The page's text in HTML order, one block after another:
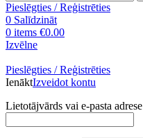
Pieslēgties / Reģistrēties
0 Salīdzināt
0 items €0.00
Izvēlne
Pieslēgties / Reģistrēties
IenāktIzveidot kontu
Lietotājvārds vai e-pasta adrese